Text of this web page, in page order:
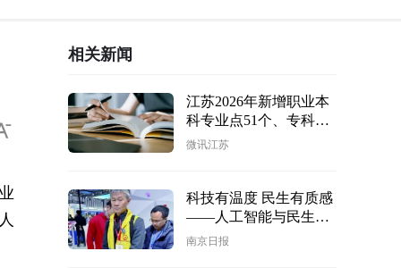
相关新闻
江苏2026年新增职业本
科专业点51个、专科专
业点331个
微讯江苏
科技有温度 民生有质感
——人工智能与民生融
合的南京观察
南京日报